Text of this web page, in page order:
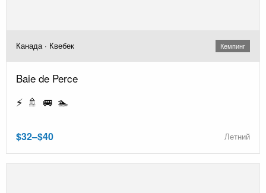
Канада · Квебек Кемпинг
Baie de Perce
⚡ 🚿 🚐 🏊
$32–$40 Летний